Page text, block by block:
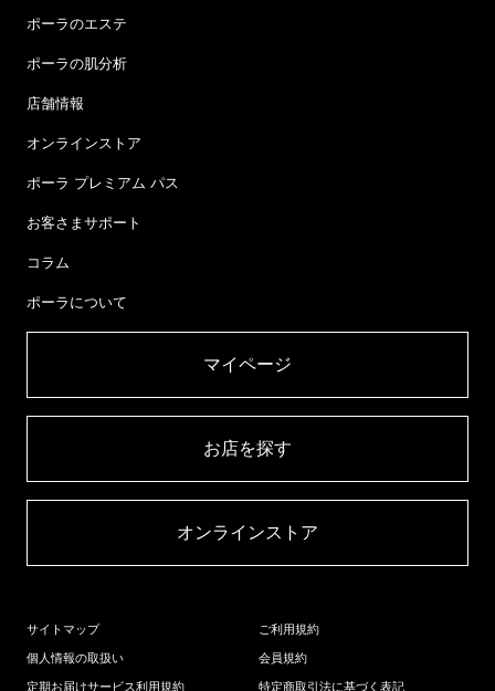
ポーラのエステ
ポーラの肌分析
店舗情報
オンラインストア
ポーラ プレミアム パス
お客さまサポート
コラム
ポーラについて
マイページ​
お店を探す​
オンラインストア​
サイトマップ
個人情報の取扱い
定期お届けサービス利用規約
ご利用規約
会員規約
特定商取引法に基づく表記